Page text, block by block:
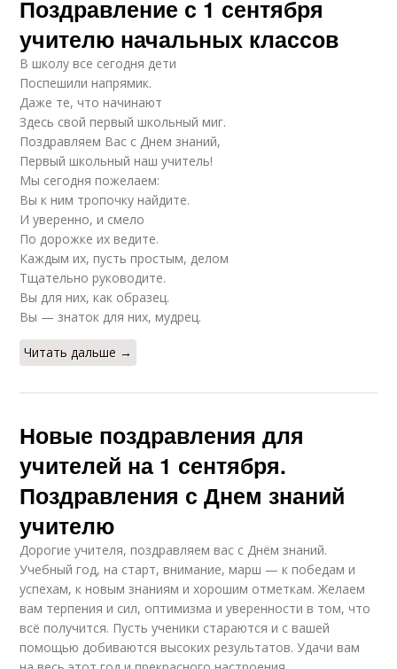
Поздравление с 1 сентября
учителю начальных классов
В школу все сегодня дети
Поспешили напрямик.
Даже те, что начинают
Здесь свой первый школьный миг.
Поздравляем Вас с Днем знаний,
Первый школьный наш учитель!
Мы сегодня пожелаем:
Вы к ним тропочку найдите.
И уверенно, и смело
По дорожке их ведите.
Каждым их, пусть простым, делом
Тщательно руководите.
Вы для них, как образец.
Вы — знаток для них, мудрец.
Читать дальше →
Новые поздравления для
учителей на 1 сентября.
Поздравления с Днем знаний
учителю
Дорогие учителя, поздравляем вас с Днём знаний.
Учебный год, на старт, внимание, марш — к победам и
успехам, к новым знаниям и хорошим отметкам. Желаем
вам терпения и сил, оптимизма и уверенности в том, что
всё получится. Пусть ученики стараются и с вашей
помощью добиваются высоких результатов. Удачи вам